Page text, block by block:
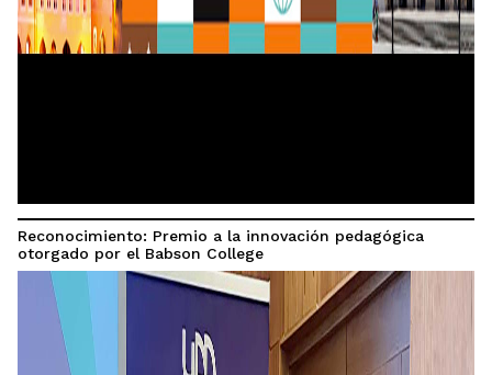
Reconocimiento: Premio a la innovación pedagógica
otorgado por el Babson College